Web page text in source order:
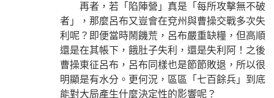
再者，若「陷陣營」真是「每所攻擊無不破
者」，那麼呂布又豈會在兗州與曹操交戰多次失
利呢？即便當時鬧饑荒，呂布嚴重缺糧，但高順
還是在其帳下，餓肚子失利，還是失利阿！之後
曹操東征呂布，呂布同樣也是節節敗退，所以很
明顯是有水分。更何況，區區「七百餘兵」到底
能對大局產生什麼決定性的影響呢？